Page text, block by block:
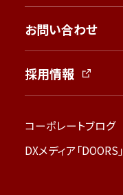
お問い合わせ
採用情報
コーポレートブログ
DXメディア「DOORS」